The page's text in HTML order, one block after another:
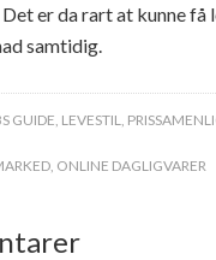
er da rart at kunne få
samtidig.
GUIDE, LEVESTIL,
, ONLINE DAGLIGVARER